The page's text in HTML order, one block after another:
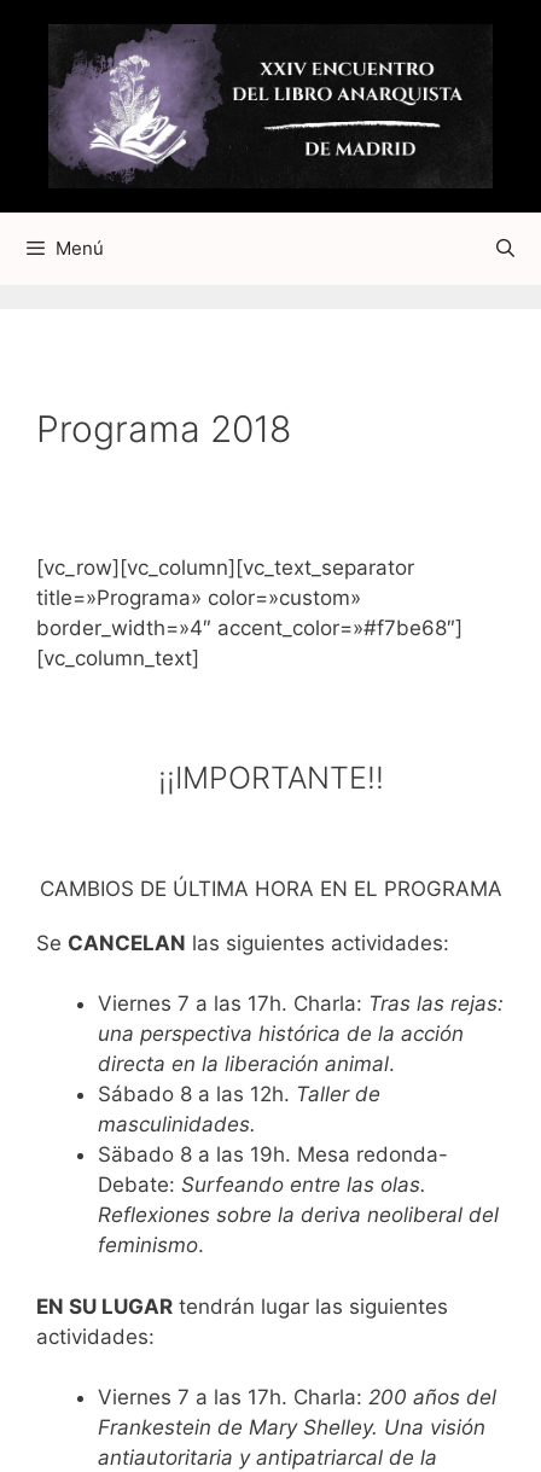
contenido
Menú
Programa 2018
[vc_row][vc_column][vc_text_separator
title=»Programa» color=»custom»
border_width=»4″ accent_color=»#f7be68″]
[vc_column_text]
¡¡IMPORTANTE!!
CAMBIOS DE ÚLTIMA HORA EN EL PROGRAMA
Se CANCELAN las siguientes actividades:
Viernes 7 a las 17h. Charla: Tras las rejas:
una perspectiva histórica de la acción
directa en la liberación animal.
Sábado 8 a las 12h. Taller de
masculinidades.
Säbado 8 a las 19h. Mesa redonda-
Debate: Surfeando entre las olas.
Reflexiones sobre la deriva neoliberal del
feminismo.
EN SU LUGAR tendrán lugar las siguientes
actividades:
Viernes 7 a las 17h. Charla: 200 años del
Frankestein de Mary Shelley. Una visión
antiautoritaria y antipatriarcal de la